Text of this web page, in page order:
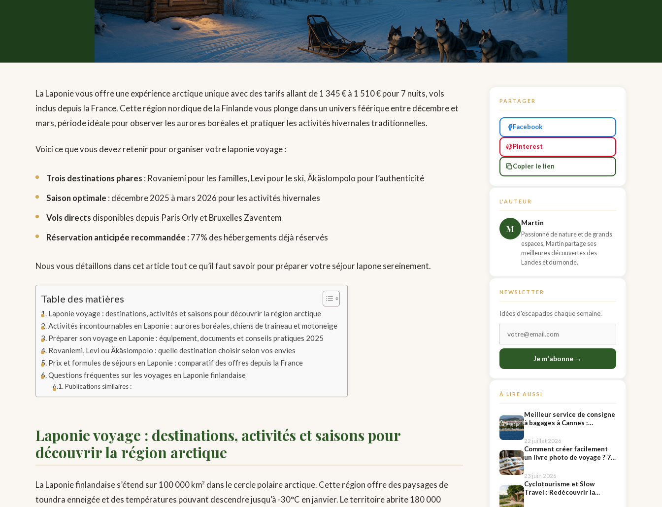
La Laponie vous offre une expérience arctique unique avec des tarifs allant de 1 345 € à 1 510 € pour 7 nuits, vols
inclus depuis la France. Cette région nordique de la Finlande vous plonge dans un univers féérique entre décembre et
mars, période idéale pour observer les aurores boréales et pratiquer les activités hivernales traditionnelles.
Voici ce que vous devez retenir pour organiser votre laponie voyage :
Trois destinations phares : Rovaniemi pour les familles, Levi pour le ski, Äkäslompolo pour l’authenticité
Saison optimale : décembre 2025 à mars 2026 pour les activités hivernales
Vols directs disponibles depuis Paris Orly et Bruxelles Zaventem
Réservation anticipée recommandée : 77% des hébergements déjà réservés
Nous vous détaillons dans cet article tout ce qu’il faut savoir pour préparer votre séjour lapone sereinement.
Table des matières
Laponie voyage : destinations, activités et saisons pour découvrir la région arctique
Activités incontournables en Laponie : aurores boréales, chiens de traîneau et motoneige
Préparer son voyage en Laponie : équipement, documents et conseils pratiques 2025
Rovaniemi, Levi ou Äkäslompolo : quelle destination choisir selon vos envies
Prix et formules de séjours en Laponie : comparatif des offres depuis la France
Questions fréquentes sur les voyages en Laponie finlandaise
Publications similaires :
Laponie voyage : destinations, activités et saisons pour
découvrir la région arctique
La Laponie finlandaise s’étend sur 100 000 km² dans le cercle polaire arctique. Cette région offre des paysages de
toundra enneigée et des températures pouvant descendre jusqu’à -30°C en janvier. Le territoire abrite 180 000
PARTAGER
Facebook
Pinterest
Copier le lien
L'AUTEUR
M
Martin
Passionné de nature et de grands
espaces, Martin partage ses
meilleures découvertes des
Landes et du monde.
NEWSLETTER
Idées d'escapades chaque semaine.
Je m'abonne →
À LIRE AUSSI
Meilleur service de consigne
à bagages à Cannes :
pourquoi choisir Radical
Storage ?
22 juillet 2026
Comment créer facilement
un livre photo de voyage ? 7
conseils pour raconter son
séjour
23 juin 2026
Cyclotourisme et Slow
Travel : Redécouvrir la
France sur la Véloscénie